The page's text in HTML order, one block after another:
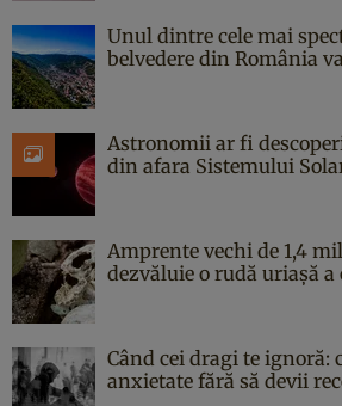
Unul dintre cele mai
belvedere din România
Astronomii ar fi
din afara Sistemului
Amprente vechi de 1,4
dezvăluie o rudă uriașă
Când cei dragi te ignoră:
anxietate fără să devii